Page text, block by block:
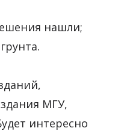
нашли;
МГУ,
интересно